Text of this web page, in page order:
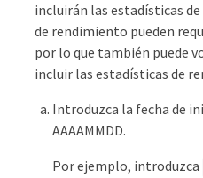
incluirán las estadísticas
de rendimiento pueden
por lo que también puede
incluir las estadísticas de
Introduzca la fecha de
AAAAMMDD.
Por ejemplo, introduzca